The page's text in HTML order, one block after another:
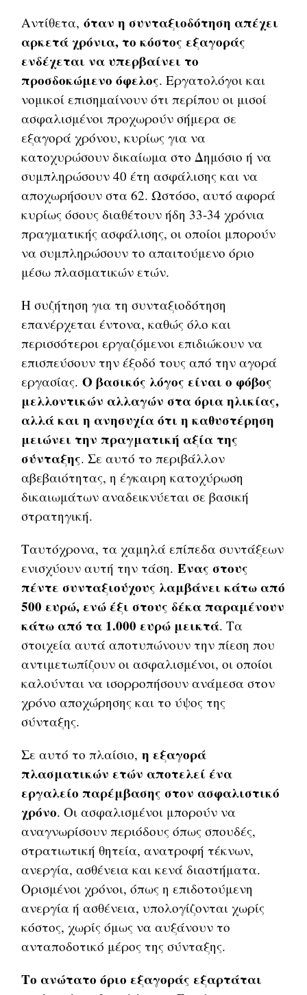
Αντίθετα,όταν η συνταξιοδότηση απέχει
αρκετά χρόνια, το κόστος εξαγοράς
ενδέχεται να υπερβαίνει το
προσδοκώμενο όφελος. Εργατολόγοι και
νομικοί επισημαίνουν ότι περίπου οι μισοί
ασφαλισμένοι προχωρούν σήμερα σε
εξαγορά χρόνου, κυρίως για να
κατοχυρώσουν δικαίωμα στο Δημόσιο ή να
συμπληρώσουν 40 έτη ασφάλισης και να
αποχωρήσουν στα 62. Ωστόσο, αυτό αφορά
κυρίως όσους διαθέτουν ήδη 33-34 χρόνια
πραγματικής ασφάλισης, οι οποίοι μπορούν
να συμπληρώσουν το απαιτούμενο όριο
μέσω πλασματικών ετών.
Η συζήτηση για τη συνταξιοδότηση
επανέρχεται έντονα, καθώς όλο και
περισσότεροι εργαζόμενοι επιδιώκουν να
επισπεύσουν την έξοδό τους από την αγορά
εργασίας.Ο βασικός λόγος είναι ο φόβος
μελλοντικών αλλαγών στα όρια ηλικίας,
αλλά και η ανησυχία ότι η καθυστέρηση
μειώνει την πραγματική αξία της
σύνταξης. Σε αυτό το περιβάλλον
αβεβαιότητας, η έγκαιρη κατοχύρωση
δικαιωμάτων αναδεικνύεται σε βασική
στρατηγική.
Ταυτόχρονα, τα χαμηλά επίπεδα συντάξεων
ενισχύουν αυτή την τάση.Ένας στους
πέντε συνταξιούχους λαμβάνει κάτω από
500 ευρώ, ενώ έξι στους δέκα παραμένουν
κάτω από τα 1.000 ευρώ μεικτά. Τα
στοιχεία αυτά αποτυπώνουν την πίεση που
αντιμετωπίζουν οι ασφαλισμένοι, οι οποίοι
καλούνται να ισορροπήσουν ανάμεσα στον
χρόνο αποχώρησης και το ύψος της
σύνταξης.
Σε αυτό το πλαίσιο,η εξαγορά
πλασματικών ετών αποτελεί ένα
εργαλείο παρέμβασης στον ασφαλιστικό
χρόνο. Οι ασφαλισμένοι μπορούν να
αναγνωρίσουν περιόδους όπως σπουδές,
στρατιωτική θητεία, ανατροφή τέκνων,
ανεργία, ασθένεια και κενά διαστήματα.
Ορισμένοι χρόνοι, όπως η επιδοτούμενη
ανεργία ή ασθένεια, υπολογίζονται χωρίς
κόστος, χωρίς όμως να αυξάνουν το
ανταποδοτικό μέρος της σύνταξης.
Το ανώτατο όριο εξαγοράς εξαρτάται